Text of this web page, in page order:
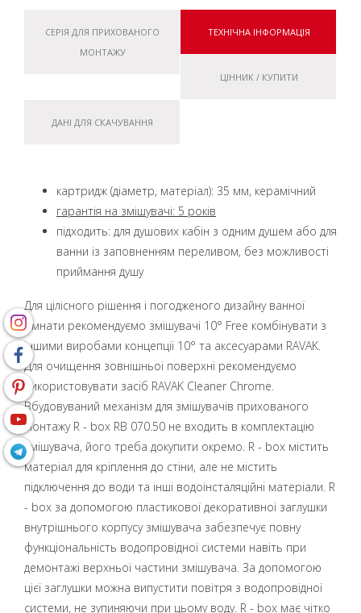
СЕРІЯ ДЛЯ ПРИХОВАНОГО
МОНТАЖУ
ТЕХНІЧНА ІНФОРМАЦІЯ
ЦІННИК / КУПИТИ
ДАНІ ДЛЯ СКАЧУВАННЯ
картридж (діаметр, матеріал): 35 мм, керамічний
гарантія на змішувачі: 5 років
підходить: для душових кабін з одним душем або для
ванни із заповненням переливом, без можливості
приймання душу
Для цілісного рішення і погодженого дизайну ванної
кімнати рекомендуємо змішувачі 10° Free комбінувати з
іншими виробами концепції 10° та аксесуарами RAVAK.
Для очищення зовнішньої поверхні рекомендуємо
використовувати засіб RAVAK Cleaner Chrome.
Вбудовуваний механізм для змішувачів прихованого
монтажу R - box RB 070.50 не входить в комплектацію
змішувача, його треба докупити окремо. R - box містить
матеріал для кріплення до стіни, але не містить
підключення до води та інші водоінсталяційні матеріали. R
- box за допомогою пластикової декоративної заглушки
внутрішнього корпусу змішувача забезпечує повну
функціональність водопровідної системи навіть при
демонтажі верхньої частини змішувача. За допомогою
цієї заглушки можна випустити повітря з водопровідної
системи, не зупиняючи при цьому воду. R - box має чітко